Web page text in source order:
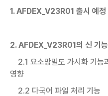
1. AFDEX_V23R01 출시 예정
2. AFDEX_V23R01의 신 기능
2.1 요소망밀도 가시화 기능
영향
2.2 다국어 파일 처리 기능